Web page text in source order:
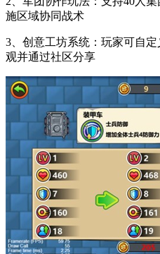
施区域协同战术
3、创意工坊系统：玩家可自
观并通过社区分享